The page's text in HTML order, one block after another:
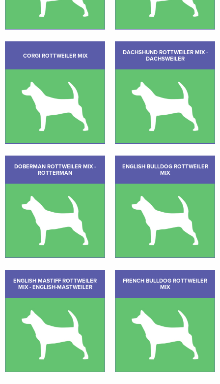
CORGI ROTTWEILER MIX
DACHSHUND ROTTWEILER MIX -
DACHSWEILER
DOBERMAN ROTTWEILER MIX -
ROTTERMAN
ENGLISH BULLDOG ROTTWEILER
MIX
ENGLISH MASTIFF ROTTWEILER
MIX - ENGLISH-MASTWEILER
FRENCH BULLDOG ROTTWEILER
MIX